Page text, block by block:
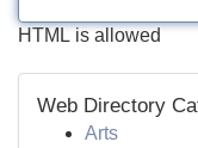
HTML is allowed
Web Directory
Arts